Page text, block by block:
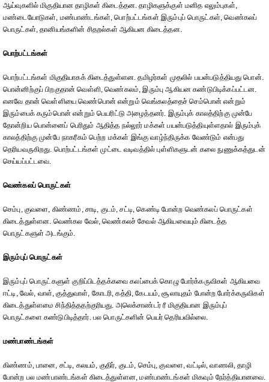
ஆய்வுகளில் மிகுதியான தாழிகள் கிடைத்தன. தாழிகளுக்குள் மனித எலும்புகள்,
மண்டையோடுகள், மண்பாண்டங்கள், பொற்பட்டங்கள் இரும்புப் பொருட்கள், வெண்கலப்
பொருட்கள், தானியங்களின் சிதறல்கள் ஆகியன கிடைத்தன.
பொற்பட்டங்கள்
பொற்பட்டங்கள் மிகுதியாகக் கிடைத்துள்ளன. தமிழர்கள் முதலில் பயன்படுத்தியது பொன்.
பொன்னிற்குப் பிறகுதான் வெள்ளி, வெண்கலம், இரும்பு ஆகியன கண்டுபிடிக்கப்பட்டன.
எனவே தான் வெள்ளியை வெண்பொன் என்றும் வெங்கலத்தைச் செம்பொன் என்றும்
இரும்பைக் கரும்பொன் என்றும் பெயரிட்டு அழைத்தனர். இரும்புக் காலத்திற்கு முன்பே
தோன்றிய பொன்னைப் பெரிதும் ஆதித்த நல்லூர் மக்கள் பயன்படுத்தியுள்ளதால் இரும்புக்
காலத்திற்கு முன்பே நாகரீகம் பெற்ற மக்கள் இங்கு வாழ்ந்திருக்க வேண்டும் என்பது
தெரியவருகிறது. பொற்பட்டங்கள் முட்டை வடிவத்தில் புள்ளிகளுடன் கலை நுணுக்கத்துடன்
செய்யப்பட்டவை.
வெண்கலப் பொருட்கள்
செம்பு, குவளை, கிண்ணம், சாடி, குடம், சட்டி, கெண்டி போன்ற வெண்கலப் பொருட்கள்
கிடைத்துள்ளன. வெண்கல வேல், வெண்கலச் சேவல் ஆகியவையும் கிடைத்த
பொருட்களுள் அடங்கும்.
இரும்புப் பொருட்கள்
இரும்புப் பொருட்களுள் குறிப்பிடத்தக்கவை கலப்பைக் கொழு போர்க்கருவிகள் ஆகியவை
ஈட்டி, வேல், வாள், குத்துவாள், கோடரி, கத்தி, கேடயம், சூலாயுதம் போன்ற போர்க்கருவிகள்
கிடைத்துள்ளமை சிந்தித்ததற்குரியது. அலெக்சாண்டர் ரீ மிகுதியான இரும்புப்
பொருட்களை கண்டுபிடித்தார். பல பொருட்களின் பெயர் தெரியவில்லை.
மண்பாண்டங்கள்
கிண்ணம், பானை, சட்டி, கலயம், குதிர், குடம், செம்பு, குவளை, வட்டில், வாணலி, தாழி
போன்ற பல மண்பாண்டங்கள் கிடைத்துள்ளன, மண்பாண்டங்கள் மிகவும் நேர்த்தியானவை.